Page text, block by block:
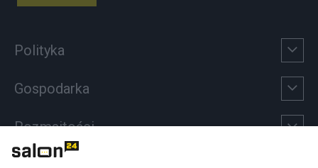
Polityka
Gospodarka
Rozmaitości